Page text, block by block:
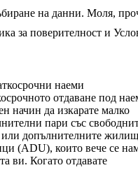
на данни. Моля,
за поверителност и
наеми
отдаване под
начин да изкарате малко
пари със
допълнителните
(ADU), които вече се
ви. Когато отдавате